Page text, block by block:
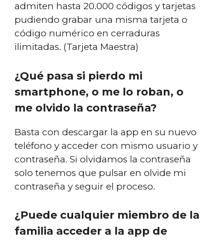
admiten hasta 20.000 códigos y tarjetas
pudiendo grabar una misma tarjeta o
código numérico en cerraduras
ilimitadas. (Tarjeta Maestra)
¿Qué pasa si pierdo mi
smartphone, o me lo roban, o
me olvido la contraseña?
Basta con descargar la app en su nuevo
teléfono y acceder con mismo usuario y
contraseña. Si olvidamos la contraseña
solo tenemos que pulsar en olvide mi
contraseña y seguir el proceso.
¿Puede cualquier miembro de la
familia acceder a la app de